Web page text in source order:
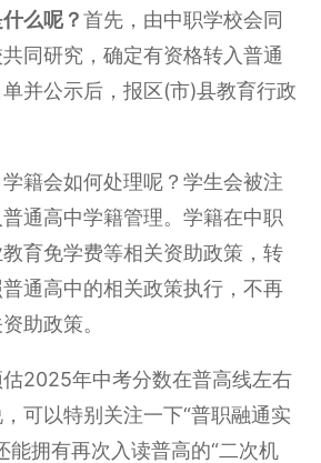
么呢？首先，由中职学校会同
同研究，确定有资格转入普通
并公示后，报区(市)县教育行政
籍会如何处理呢？学生会被注
通高中学籍管理。学籍在中职
育免学费等相关资助政策，转
通高中的相关政策执行，不再
助政策。
2025年中考分数在普高线左右
可以特别关注一下“普职融通实
能拥有再次入读普高的“二次机